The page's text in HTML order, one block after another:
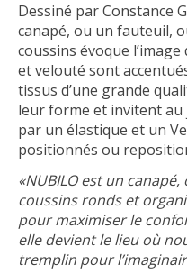
Dessiné par Constance
canapé, ou un fauteuil,
coussins évoque
et velouté sont
tissus d’une grande
leur forme et invitent au
par un élastique et un
positionnés ou
«NUBILO est un
coussins ronds et
pour maximiser le
elle devient le lieu où
tremplin pour